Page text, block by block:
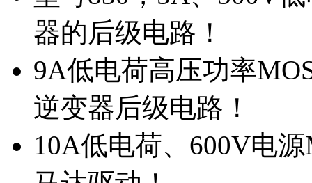
器的后级电路！
9A低电荷高压功率
逆变器后级电路！
10A低电荷、600V电